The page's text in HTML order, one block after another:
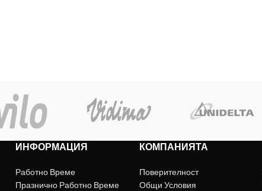
ИНФОРМАЦИЯ
Работно Време
Празнично Работно Време
КОМПАНИЯТА
Поверителност
Общи Условия